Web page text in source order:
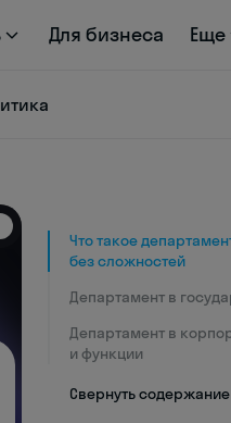
Для бизнеса Еще
Что такое
без сложностей
Департамент в
Департамент в
и функции
Свернуть содержание